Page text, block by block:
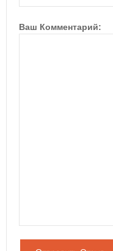
Ваш Комментарий: